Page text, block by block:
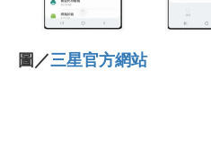
圖／三星官方網站